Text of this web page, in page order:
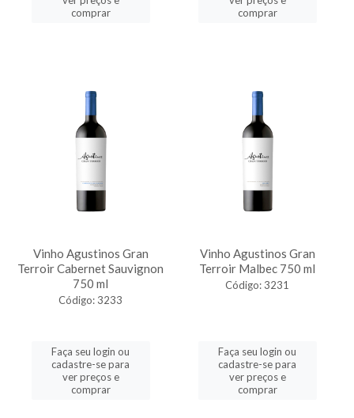
comprar
comprar
Vinho Agustinos Gran
Terroir Cabernet Sauvignon
750 ml
Código: 3233
Faça seu login ou
cadastre-se para
ver preços e
comprar
Vinho Agustinos Gran
Terroir Malbec 750 ml
Código: 3231
Faça seu login ou
cadastre-se para
ver preços e
comprar